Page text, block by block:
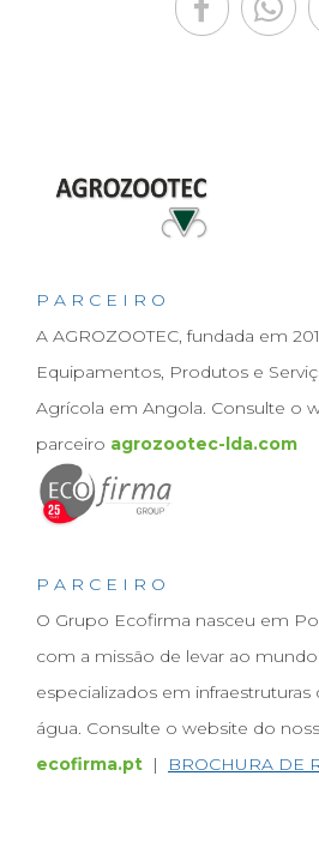
P A R C E I R O
A AGROZOOTEC, fundada em
Equipamentos, Produtos e
Agrícola em Angola. Consulte o
parceiro agrozootec-lda.com
P A R C E I R O
O Grupo Ecofirma nasceu em
com a missão de levar ao
especializados em
água. Consulte o website do
ecofirma.pt | BROCHURA DE